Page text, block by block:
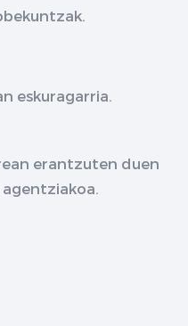
eskuragarria.
erantzuten duen